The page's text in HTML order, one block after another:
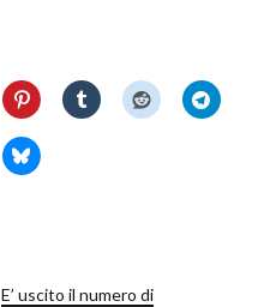
E’ uscito il numero di